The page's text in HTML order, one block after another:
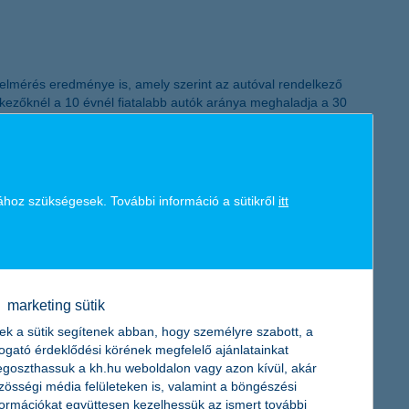
eredménye is, amely szerint az autóval rendelkező
a 10 évnél fiatalabb autók aránya meghaladja a 30
index, amely a 19-29 évesek költözési szándékait is vizsgálta.
szükségesek. További információ a sütikről itt
marketing sütik
a sütik segítenek abban, hogy személyre szabott, a
érdeklődési körének megfelelő ajánlatainkat
a kh.hu weboldalon vagy azon kívül, akár
média felületeken is, valamint a böngészési
együttesen kezelhessük az ismert további